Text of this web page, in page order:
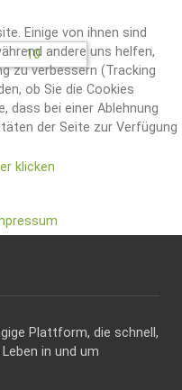
klicken
Plattform, die schnell,
in und um
Einige von ihnen sind
andere uns helfen,
zu verbessern (Tracking
ob Sie die Cookies
dass bei einer Ablehnung
der Seite zur Verfügung